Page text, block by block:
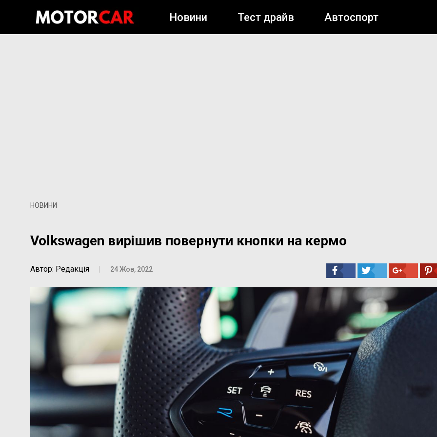
Новини Тест драйв Автоспорт
НОВИНИ
Volkswagen вирішив повернути кнопки на кермо
Автор: Редакція | 24 Жов, 2022